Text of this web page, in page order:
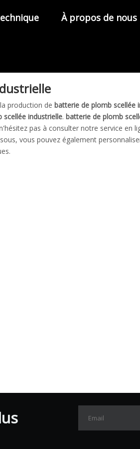
À propos de nous
production de batterie de plomb scellée
scellée industrielle. batterie de plomb
pas à consulter notre service en
vous pouvez également